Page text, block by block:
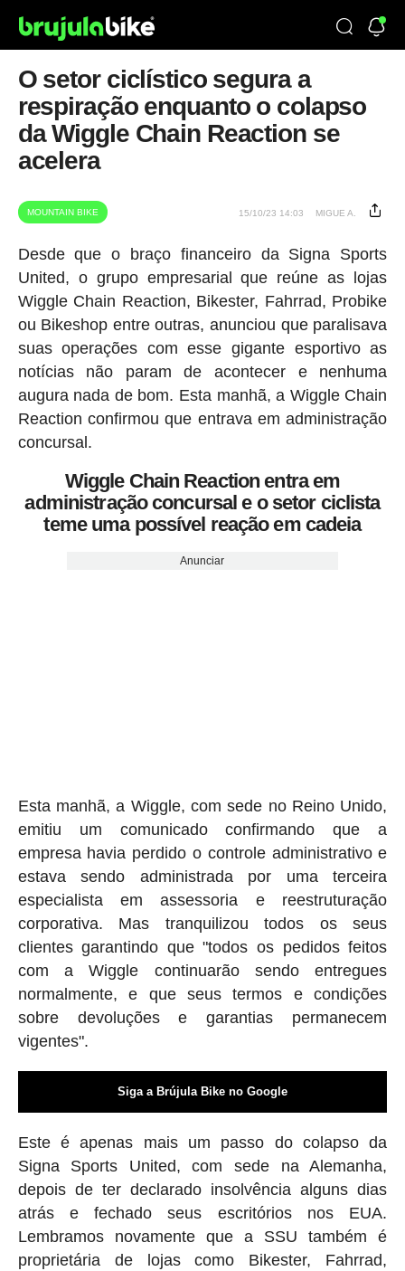
O setor ciclístico segura a
respiração enquanto o colapso
da Wiggle Chain Reaction se
acelera
MOUNTAIN BIKE 15/10/23 14:03 MIGUE A.
Desde que o braço financeiro da Signa Sports
United, o grupo empresarial que reúne as lojas
Wiggle Chain Reaction, Bikester, Fahrrad, Probike
ou Bikeshop entre outras, anunciou que paralisava
suas operações com esse gigante esportivo as
notícias não param de acontecer e nenhuma
augura nada de bom. Esta manhã, a Wiggle Chain
Reaction confirmou que entrava em administração
concursal.
Wiggle Chain Reaction entra em
administração concursal e o setor ciclista
teme uma possível reação em cadeia
Anunciar
Esta manhã, a Wiggle, com sede no Reino Unido,
emitiu um comunicado confirmando que a
empresa havia perdido o controle administrativo e
estava sendo administrada por uma terceira
especialista em assessoria e reestruturação
corporativa. Mas tranquilizou todos os seus
clientes garantindo que "todos os pedidos feitos
com a Wiggle continuarão sendo entregues
normalmente, e que seus termos e condições
sobre devoluções e garantias permanecem
vigentes".
Siga a Brújula Bike no Google
Este é apenas mais um passo do colapso da
Signa Sports United, com sede na Alemanha,
depois de ter declarado insolvência alguns dias
atrás e fechado seus escritórios nos EUA.
Lembramos novamente que a SSU também é
proprietária de lojas como Bikester, Fahrrad,